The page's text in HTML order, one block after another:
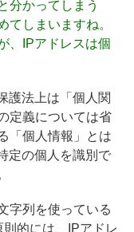
分かってしまう
てしまいますね。
、IPアドレスは個
護法上は「個人関
定義については省
「個人情報」とは
定の個人を識別で
字列を使っている
的には、IPアドレ